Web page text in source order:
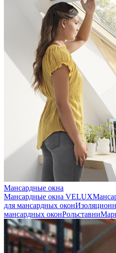
Мансардные окна
Мансардные окна VELUX
для мансардных окон
мансардных оконРольставни